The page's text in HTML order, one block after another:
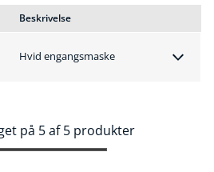
Beskrivelse
Hvid engangsmaske
på 5 af 5 produkter